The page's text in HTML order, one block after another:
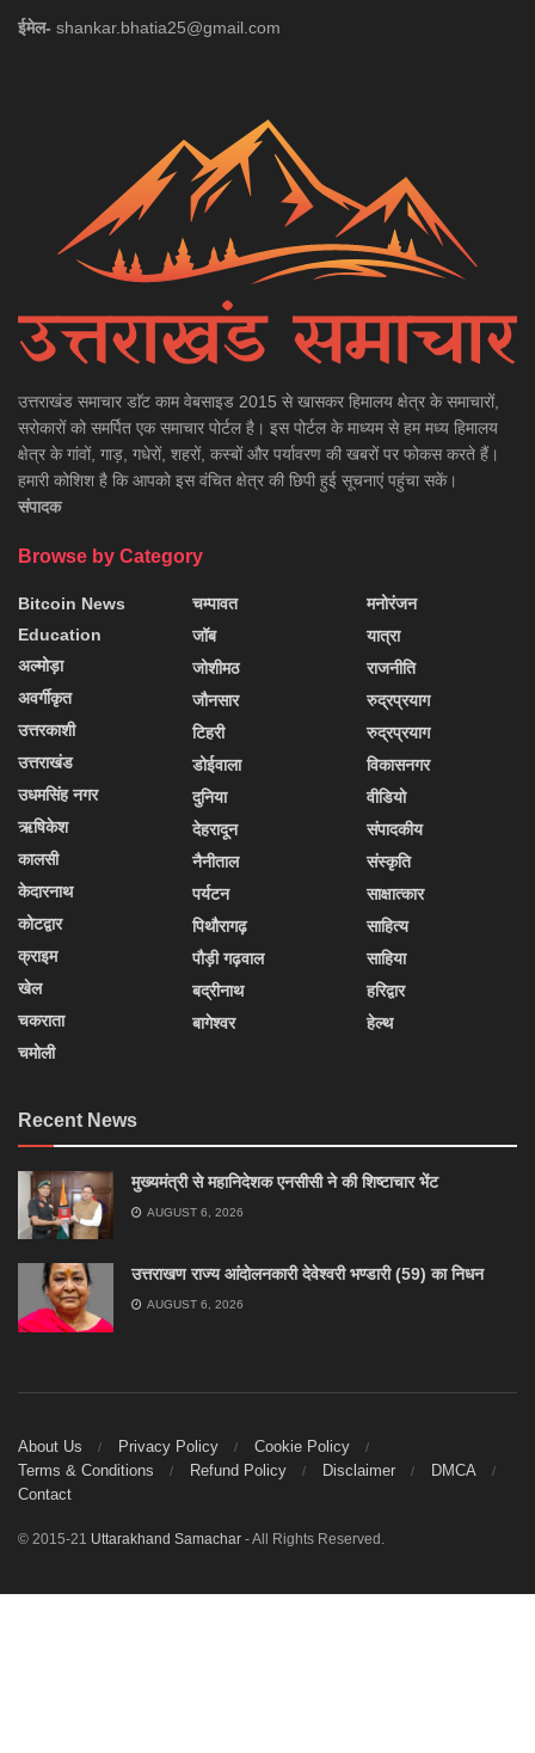
ईमेल- shankar.bhatia25@gmail.com
उत्तराखंड समाचार डाॅट काम वेबसाइड 2015 से खासकर हिमालय क्षेत्र के समाचारों,
सरोकारों को समर्पित एक समाचार पोर्टल है। इस पोर्टल के माध्यम से हम मध्य हिमालय
क्षेत्र के गांवों, गाड़, गधेरों, शहरों, कस्बों और पर्यावरण की खबरों पर फोकस करते हैं।
हमारी कोशिश है कि आपको इस वंचित क्षेत्र की छिपी हुई सूचनाएं पहुंचा सकें।
संपादक
Browse by Category
Bitcoin News
Education
अल्मोड़ा
अवर्गीकृत
उत्तरकाशी
उत्तराखंड
उधमसिंह नगर
ऋषिकेश
कालसी
केदारनाथ
कोटद्वार
क्राइम
खेल
चकराता
चमोली
चम्पावत
जॉब
जोशीमठ
जौनसार
टिहरी
डोईवाला
दुनिया
देहरादून
नैनीताल
पर्यटन
पिथौरागढ़
पौड़ी गढ़वाल
बद्रीनाथ
बागेश्वर
मनोरंजन
यात्रा
राजनीति
रुद्रप्रयाग
रुद्रप्रयाग
विकासनगर
वीडियो
संपादकीय
संस्कृति
साक्षात्कार
साहित्य
साहिया
हरिद्वार
हेल्थ
Recent News
मुख्यमंत्री से महानिदेशक एनसीसी ने की शिष्टाचार भेंट
AUGUST 6, 2026
उत्तराखण राज्य आंदोलनकारी देवेश्वरी भण्डारी (59) का निधन
AUGUST 6, 2026
About Us Privacy Policy
Cookie Policy
Terms & Conditions
Refund Policy Disclaimer
DMCA
Contact
© 2015-21 Uttarakhand Samachar - All Rights Reserved.